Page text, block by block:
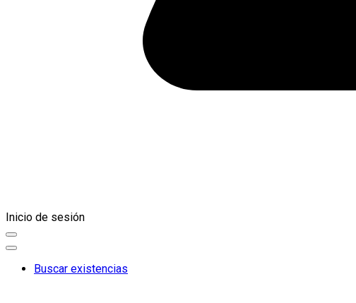
Inicio de sesión
Buscar existencias